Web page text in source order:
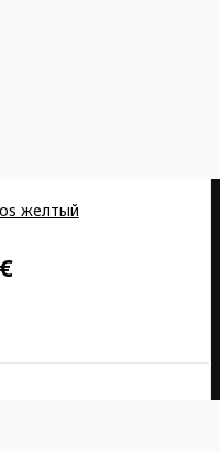
желтый
€